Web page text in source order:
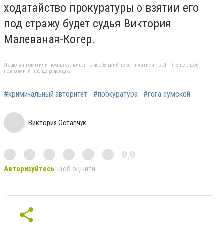
ходатайство прокуратуры о взятии его
под стражу будет судья Виктория
Малеваная-Когер.
Якщо ви помітили помилку, виділіть необхідний текст і натисніть Ctrl + Enter, щоб
повідомити про це редакцію
#криминальный авторитет #прокуратура #гога сумской
Виктория Остапчук
0,0
Авторизуйтесь, щоб оцінити